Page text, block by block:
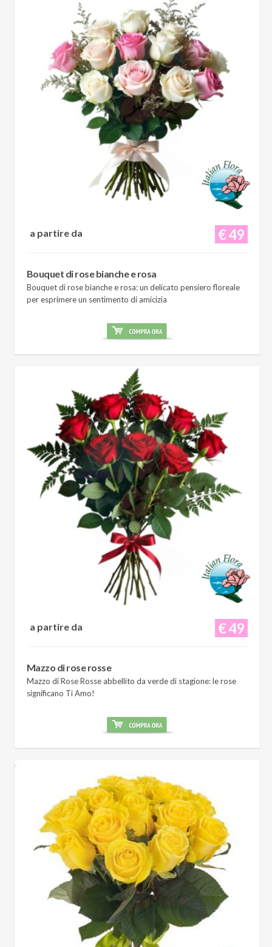
€ 49
a partire da
Bouquet di rose bianche e rosa
Bouquet di rose bianche e rosa: un delicato pensiero floreale
per esprimere un sentimento di amicizia
€ 49
a partire da
Mazzo di rose rosse
Mazzo di Rose Rosse abbellito da verde di stagione: le rose
significano Ti Amo!